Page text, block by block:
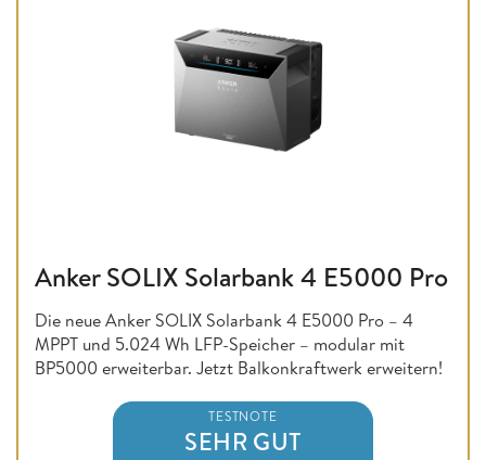
Anker SOLIX Solarbank 4 E5000 Pro
Die neue Anker SOLIX Solarbank 4 E5000 Pro – 4
MPPT und 5.024 Wh LFP-Speicher – modular mit
BP5000 erweiterbar. Jetzt Balkonkraftwerk erweitern!
TESTNOTE
SEHR GUT